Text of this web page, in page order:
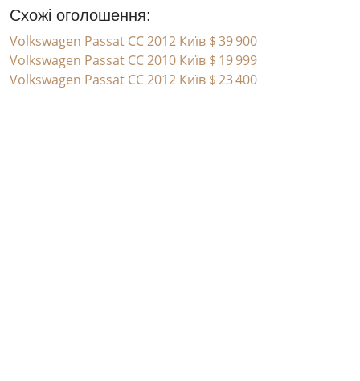
Схожі оголошення:
Volkswagen Passat CC 2012 Київ $ 39 900
Volkswagen Passat CC 2010 Київ $ 19 999
Volkswagen Passat CC 2012 Київ $ 23 400